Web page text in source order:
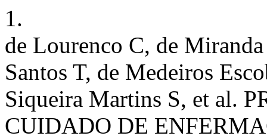
1.
de Lourenco C, de
Santos T, de Medeiros
Siqueira Martins S, et al.
CUIDADO DE